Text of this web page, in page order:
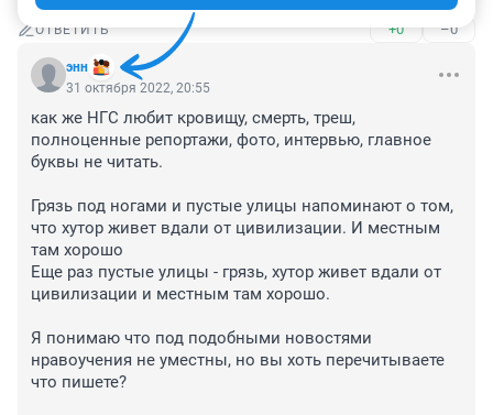
ОТВЕТИТЬ +0 –0
энн
31 октября 2022, 20:55
как же НГС любит кровищу, смерть, треш,
полноценные репортажи, фото, интервью, главное
буквы не читать.
Грязь под ногами и пустые улицы напоминают о том,
что хутор живет вдали от цивилизации. И местным
там хорошо
Еще раз пустые улицы - грязь, хутор живет вдали от
цивилизации и местным там хорошо.
Я понимаю что под подобными новостями
нравоучения не уместны, но вы хоть перечитываете
что пишете?